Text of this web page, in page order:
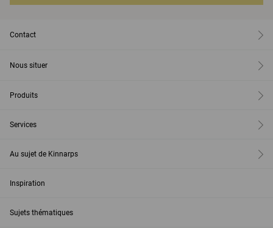
Contact
Nous situer
Produits
Services
Au sujet de Kinnarps
Inspiration
Sujets thématiques